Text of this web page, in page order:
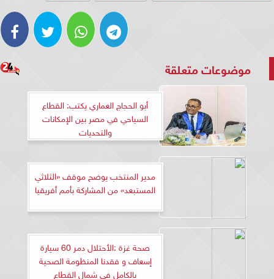
موضوعات متعلقة
أبو الحجاج العماري يكتب: القطاع
السياحي في مصر بين الإمكانات
والتحديات
مدير المنتخب يوضح موقف «الثلاثي
المستبعد» من المشاركة بأمم أفريقيا
صحة غزة :الأحتلال دمر 60 سيارة
إسعاف و فقدنا المنظومة الصحية
بالكامل في شمال القطاع